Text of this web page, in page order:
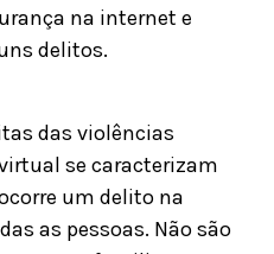
na internet e
delitos.
das violências
se caracterizam
um delito na
as pessoas. Não são